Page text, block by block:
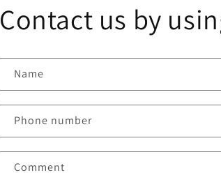
Contact us by
Name
Phone number
Comment